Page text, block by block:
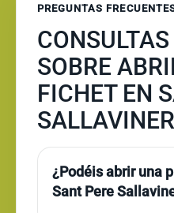
PREGUNTAS
SOBRE
FICHET EN
¿Podéis abrir una
Sant Pere